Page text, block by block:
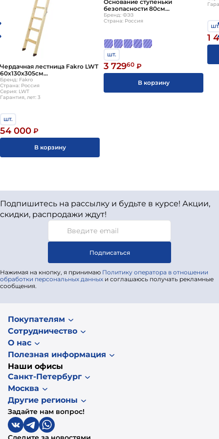
Чердачная лестница Fakro LWT
60х130x305см
суперэнергосберегающая
Факро
Бренд: Fakro
Страна: Россия
Серия: LWT
Гарантия, лет: 3
шт.
54 000 ₽
В корзину
Основание ступеньки
безопасности 80см
стандартные цвета ТД ФЭЗ
толщина стали 2,5мм
Бренд: ФЭЗ
Страна: Россия
шт.
3 72960 ₽
В корзину
1
Подпишитесь на рассылку и будьте в курсе! Акции,
скидки, распродажи ждут!
Подписаться
Нажимая на кнопку, я принимаю Политику оператора в отношении
обработки персональных данных и соглашаюсь получать рекламные
сообщения.
Покупателям
Сотрудничество
О нас
Полезная информация
Наши офисы
Санкт-Петербург
Москва
Другие регионы
Задайте нам вопрос!